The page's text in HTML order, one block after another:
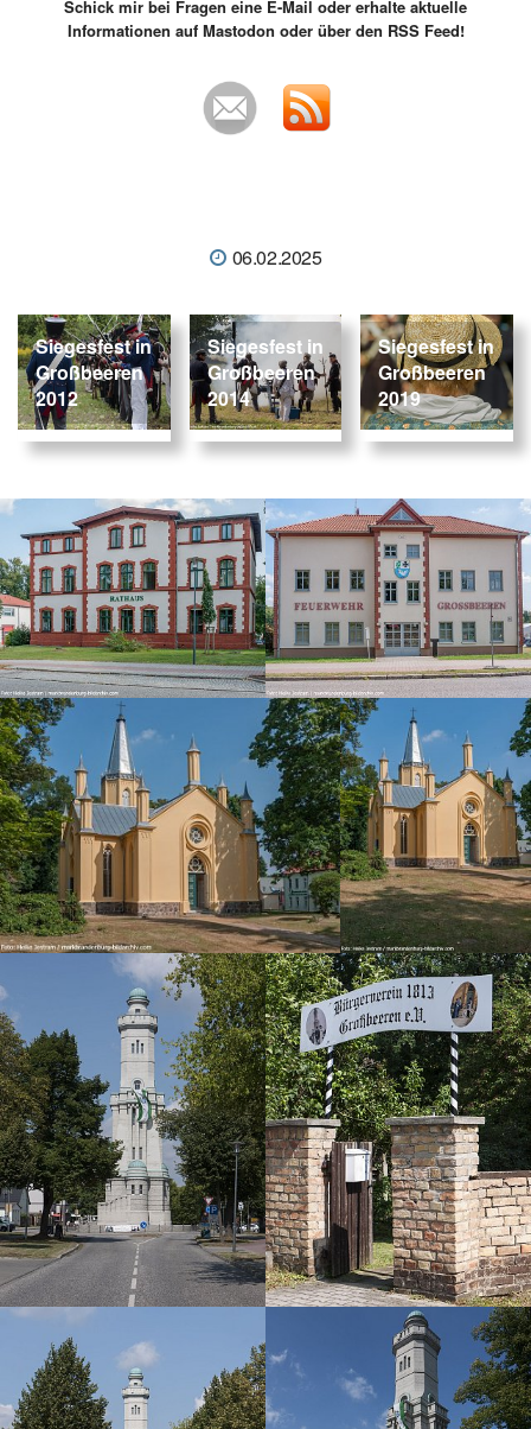
Schick mir bei Fragen eine E-Mail oder erhalte aktuelle
Informationen auf Mastodon oder über den RSS Feed!
06.02.2025
Siegesfest in
Großbeeren
2012
Siegesfest in
Großbeeren
2014
Siegesfest in
Großbeeren
2019